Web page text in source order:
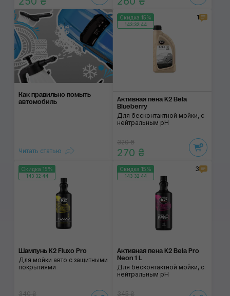
Как правильно помыть
автомобиль
Читать статью
Скидка 15%
143:32:43
1
Активная пена K2 Bela
Blueberry
Для бесконтактной мойки, с
нейтральным pH
320 ₴
270 ₴
Скидка 15%
143:32:43
Шампунь K2 Fluxo Pro
Для мойки авто с защитными
покрытиями
340 ₴
Скидка 15%
143:32:43
3
Активная пена K2 Bela Pro
Neon 1 L
Для бесконтактной мойки, с
нейтральным pH
345 ₴